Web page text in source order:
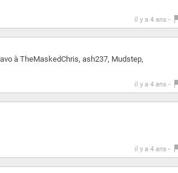
il y a 4 ans -
à TheMaskedChris, ash237, Mudstep,
il y a 4 ans -
il y a 4 ans -